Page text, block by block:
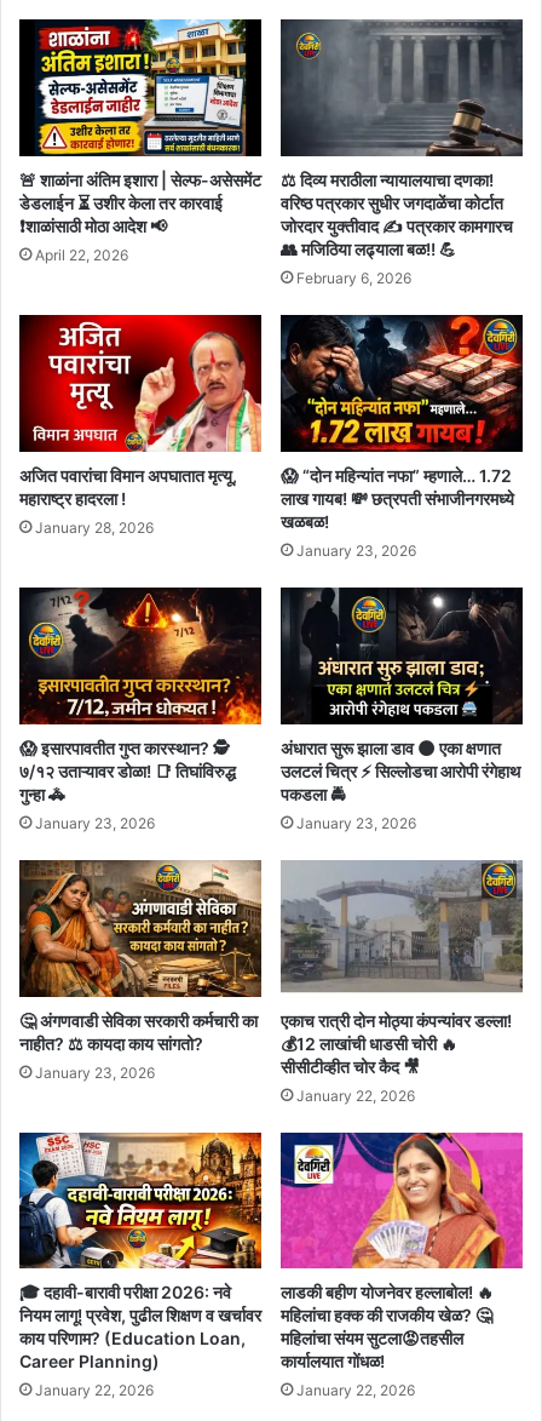
🚨 शाळांना अंतिम इशारा | सेल्फ-असेसमेंट
डेडलाईन ⏳ उशीर केला तर कारवाई
❗शाळांसाठी मोठा आदेश 📢
April 22, 2026
⚖️ दिव्य मराठीला न्यायालयाचा दणका!
वरिष्ठ पत्रकार सुधीर जगदाळेंचा कोर्टात
जोरदार युक्तीवाद ✍️ पत्रकार कामगारच
👥 मजिठिया लढ्याला बळ!! 💪
February 6, 2026
अजित पवारांचा विमान अपघातात मृत्यू,
महाराष्ट्र हादरला !
January 28, 2026
😱 “दोन महिन्यांत नफा” म्हणाले… 1.72
लाख गायब! 💸 छत्रपती संभाजीनगरमध्ये
खळबळ!
January 23, 2026
😱 इसारपावतीत गुप्त कारस्थान? 🕵️
७/१२ उताऱ्यावर डोळा! 📑 तिघांविरुद्ध
गुन्हा 🚓
January 23, 2026
अंधारात सुरू झाला डाव 🌑 एका क्षणात
उलटलं चित्र ⚡ सिल्लोडचा आरोपी रंगेहाथ
पकडला 🚔
January 23, 2026
🤔 अंगणवाडी सेविका सरकारी कर्मचारी का
नाहीत? ⚖️ कायदा काय सांगतो?
January 23, 2026
एकाच रात्री दोन मोठ्या कंपन्यांवर डल्ला!
💰12 लाखांची धाडसी चोरी 🔥
सीसीटीव्हीत चोर कैद 🎥
January 22, 2026
🎓 दहावी-बारावी परीक्षा 2026: नवे
नियम लागू! प्रवेश, पुढील शिक्षण व खर्चावर
काय परिणाम? (Education Loan,
Career Planning)
January 22, 2026
लाडकी बहीण योजनेवर हल्लाबोल! 🔥
महिलांचा हक्क की राजकीय खेळ? 🤔
महिलांचा संयम सुटला😡तहसील
कार्यालयात गोंधळ!
January 22, 2026